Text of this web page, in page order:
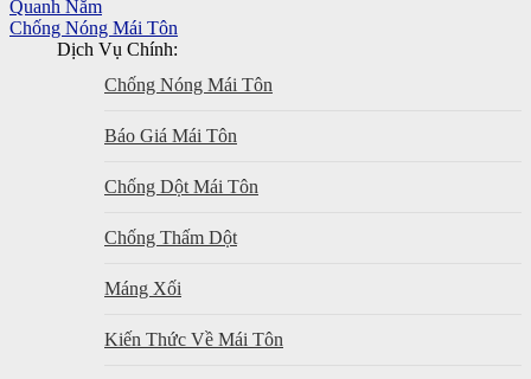
Quanh Năm
Chống Nóng Mái Tôn
Dịch Vụ Chính:
Chống Nóng Mái Tôn
Báo Giá Mái Tôn
Chống Dột Mái Tôn
Chống Thấm Dột
Máng Xối
Kiến Thức Về Mái Tôn